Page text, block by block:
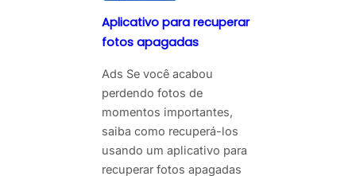
Aplicativo para recuperar
fotos apagadas
Ads Se você acabou
perdendo fotos de
momentos importantes,
saiba como recuperá-los
usando um aplicativo para
recuperar fotos apagadas